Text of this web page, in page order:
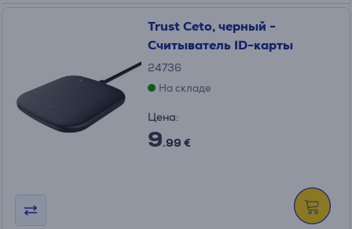
Trust Ceto, черный -
Считыватель ID-карты
24736
На складе
Цена:
9.99 €